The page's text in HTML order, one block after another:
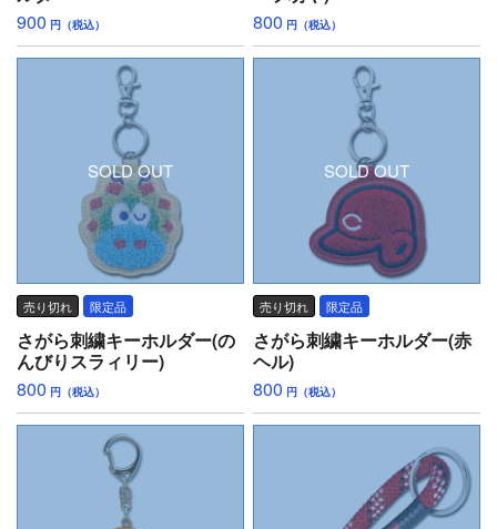
900 円（税込）
800 円（税込）
SOLD OUT
売り切れ 限定品
さがら刺繍キーホルダー(の
んびりスラィリー)
800 円（税込）
SOLD OUT
売り切れ 限定品
さがら刺繍キーホルダー(赤
ヘル)
800 円（税込）